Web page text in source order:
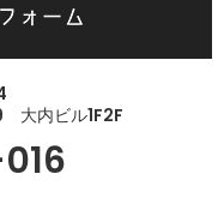
大内ビル1F2F